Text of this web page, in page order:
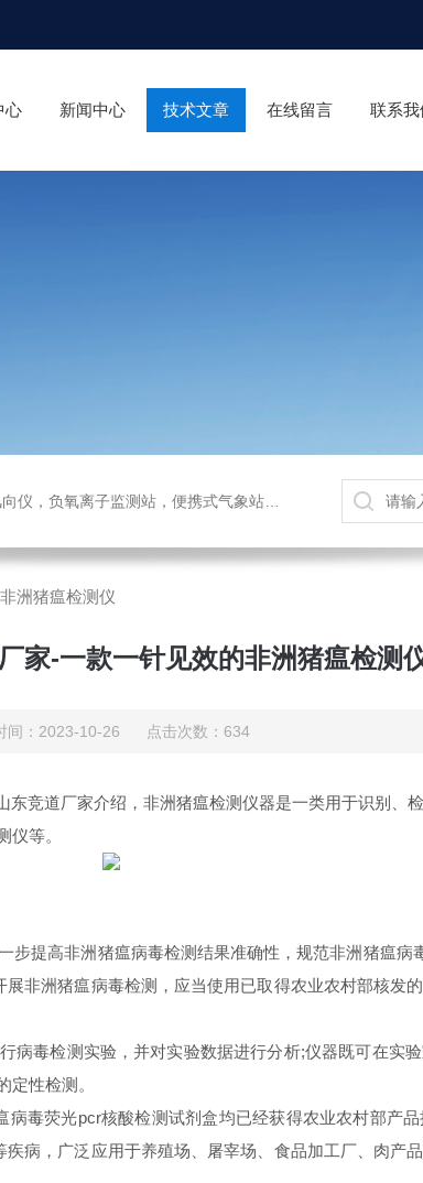
心 新闻中心 技术文章 在线留言 联系我
离子监测站，便携式气象站，水位监测站
洲猪瘟检测仪
家-一款一针见效的非洲猪瘟检测
间：2023-10-26 点击次数：634
竞道厂家介绍，非洲猪瘟检测仪器是一类用于识别、
等。
高非洲猪瘟病毒检测结果准确性，规范非洲猪瘟病
非洲猪瘟病毒检测，应当使用已取得农业农村部核发
毒检测实验，并对实验数据进行分析;仪器既可在实
性检测。
荧光pcr核酸检测试剂盒均已经获得农业农村部产
病，广泛应用于养殖场、屠宰场、食品加工厂、肉产